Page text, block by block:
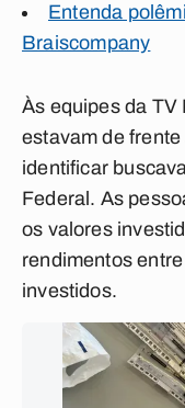
Entenda
Braiscompany
Às equipes da TV
estavam de
identificar
Federal. As
os valores
rendimentos
investidos.